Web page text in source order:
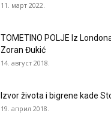
11. март 2022.
TOMETINO POLJE Iz
Zoran Đukić
14. август 2018.
Izvor života i bigrene kade
19. април 2018.